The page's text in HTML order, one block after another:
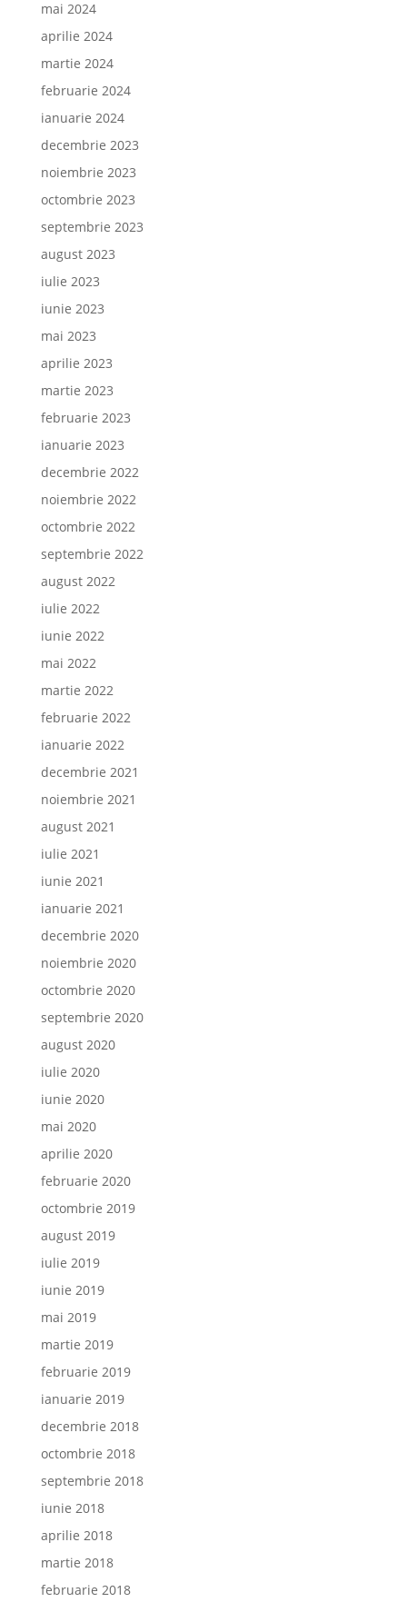
mai 2024
aprilie 2024
martie 2024
februarie 2024
ianuarie 2024
decembrie 2023
noiembrie 2023
octombrie 2023
septembrie 2023
august 2023
iulie 2023
iunie 2023
mai 2023
aprilie 2023
martie 2023
februarie 2023
ianuarie 2023
decembrie 2022
noiembrie 2022
octombrie 2022
septembrie 2022
august 2022
iulie 2022
iunie 2022
mai 2022
martie 2022
februarie 2022
ianuarie 2022
decembrie 2021
noiembrie 2021
august 2021
iulie 2021
iunie 2021
ianuarie 2021
decembrie 2020
noiembrie 2020
octombrie 2020
septembrie 2020
august 2020
iulie 2020
iunie 2020
mai 2020
aprilie 2020
februarie 2020
octombrie 2019
august 2019
iulie 2019
iunie 2019
mai 2019
martie 2019
februarie 2019
ianuarie 2019
decembrie 2018
octombrie 2018
septembrie 2018
iunie 2018
aprilie 2018
martie 2018
februarie 2018